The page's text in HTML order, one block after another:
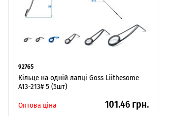
92765
Кільце на одній лапці Goss Liithesome
A13-213# 5 (5шт)
Оптова ціна
101.46 грн.